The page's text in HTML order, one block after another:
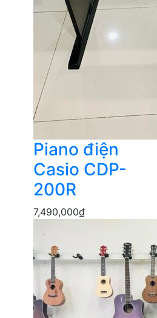
Piano điện
Casio CDP-
200R
7,490,000₫